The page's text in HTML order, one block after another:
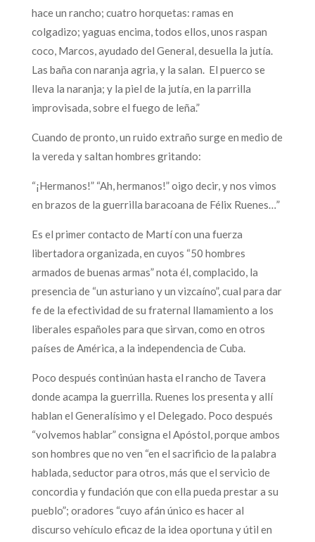
hace un rancho; cuatro horquetas: ramas en
colgadizo; yaguas encima, todos ellos, unos raspan
coco, Marcos, ayudado del General, desuella la jutía.
Las baña con naranja agria, y la salan. El puerco se
lleva la naranja; y la piel de la jutía, en la parrilla
improvisada, sobre el fuego de leña.”
Cuando de pronto, un ruido extraño surge en medio de
la vereda y saltan hombres gritando:
“¡Hermanos!” “Ah, hermanos!” oigo decir, y nos vimos
en brazos de la guerrilla baracoana de Félix Ruenes…”
Es el primer contacto de Martí con una fuerza
libertadora organizada, en cuyos “50 hombres
armados de buenas armas” nota él, complacido, la
presencia de “un asturiano y un vizcaíno”, cual para dar
fe de la efectividad de su fraternal llamamiento a los
liberales españoles para que sirvan, como en otros
países de América, a la independencia de Cuba.
Poco después continúan hasta el rancho de Tavera
donde acampa la guerrilla. Ruenes los presenta y allí
hablan el Generalísimo y el Delegado. Poco después
“volvemos hablar” consigna el Apóstol, porque ambos
son hombres que no ven “en el sacrificio de la palabra
hablada, seductor para otros, más que el servicio de
concordia y fundación que con ella pueda prestar a su
pueblo”; oradores “cuyo afán único es hacer al
discurso vehículo eficaz de la idea oportuna y útil en